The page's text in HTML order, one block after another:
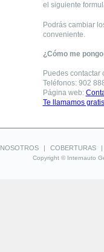
el siguiente
Podrás cambiar
conveniente.
¿Cómo me
Puedes contactar
Teléfonos: 902
Página web:
Te llamamos gratis
NOSOTROS | COBERTURAS |
Copyright © Internauto